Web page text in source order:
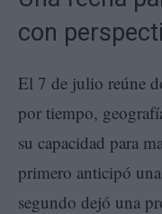
con
El 7 de julio reúne
por tiempo,
su capacidad para
primero anticipó
segundo dejó una